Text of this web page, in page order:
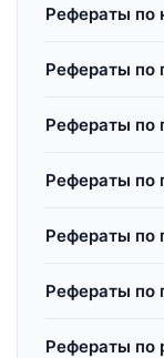
Рефераты по
Рефераты по
Рефераты по
Рефераты по
Рефераты по
Рефераты по
Рефераты по